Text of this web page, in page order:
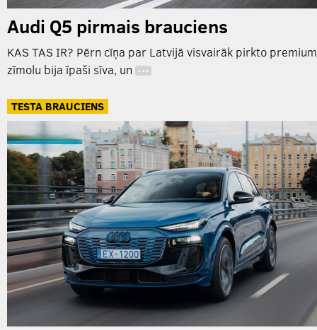
Audi Q5 pirmais brauciens
KAS TAS IR? Pērn cīņa par Latvijā visvairāk pirkto premium
zīmolu bija īpaši sīva, un …
TESTA BRAUCIENS